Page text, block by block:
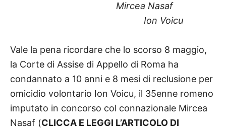
Mircea Nasaf
Ion Voicu
Vale la pena ricordare che lo scorso 8 maggio,
la Corte di Assise di Appello di Roma ha
condannato a 10 anni e 8 mesi di reclusione per
omicidio volontario Ion Voicu, il 35enne romeno
imputato in concorso col connazionale Mircea
Nasaf (CLICCA E LEGGI L’ARTICOLO DI